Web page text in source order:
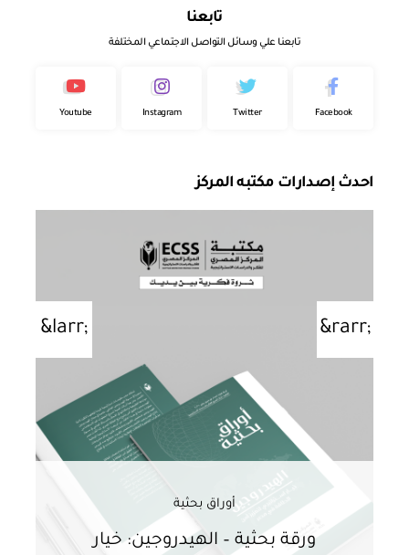
تابعنا
تابعنا علي وسائل التواصل الاجتماعي المختلفة
Facebook
Twitter
Instagram
Youtube
احدث إصدارات مكتبه المركز
أوراق بحثية
ورقة بحثية – الهيدروجين: خيار